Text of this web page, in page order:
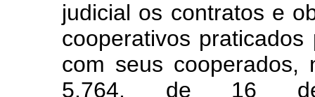
judicial os contratos e
cooperativos
com seus
5.764, de 16